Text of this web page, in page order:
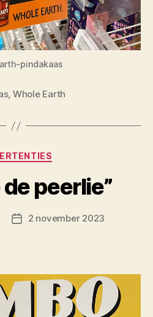
pindakaas
, Whole Earth
Categorieën
peerlie”
Berichtdatum
2 november 2023